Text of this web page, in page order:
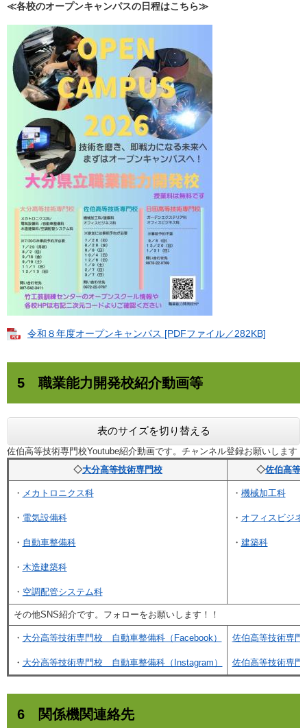
≪各校のオープンキャンパスの日程はこちら≫
令和８年度オープンキャンパス [PDFファイル／282KB]
5 職業能力開発校紹介動画等
表のサイズを切り替える
佐伯高等技術専門校Youtube紹介動画です。チャンネル登録お願いします
◇大分高等技術専門校 ◇佐伯高等
・ メカトロニクス科
・ 電気設備科
・ 自動車整備科
・ 木造建築科
・ 空調配管システム科
・ 機械加工科
・ オフィスビジネ
・ 建築科
その他SNS紹介です。フォローをお願いします！！
・ 大分高等技術専門校 自動車整備科（Facebook）
・ 大分高等技術専門校 自動車整備科（Instagram）
佐伯高等技術専門
佐伯高等技術専門
6 関係機関連絡先